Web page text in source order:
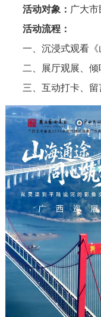
活动对象： 广大
活动流程：
一、沉浸式观看
二、展厅观展、
三、互动打卡、